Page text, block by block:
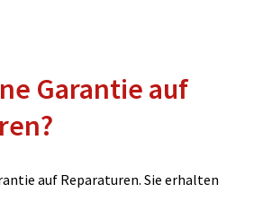
Garantie auf
auf Reparaturen. Sie erhalten